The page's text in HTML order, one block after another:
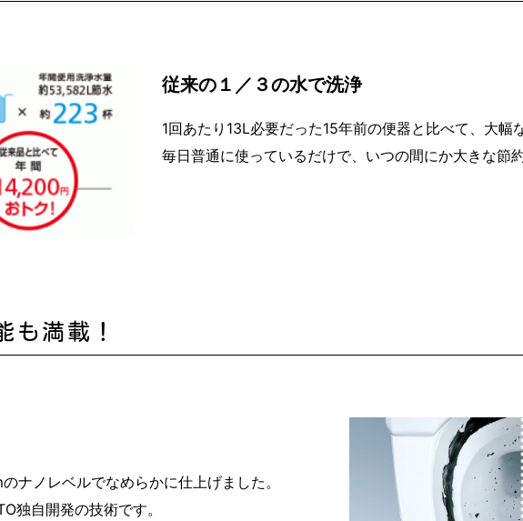
従来の１／３の水で洗浄
1回あたり13L必要だった15年前の便器と比べて、大幅
毎日普通に使っているだけで、いつの間にか大きな節
も満載！
ナノレベルでなめらかに仕上げました。
独自開発の技術です。